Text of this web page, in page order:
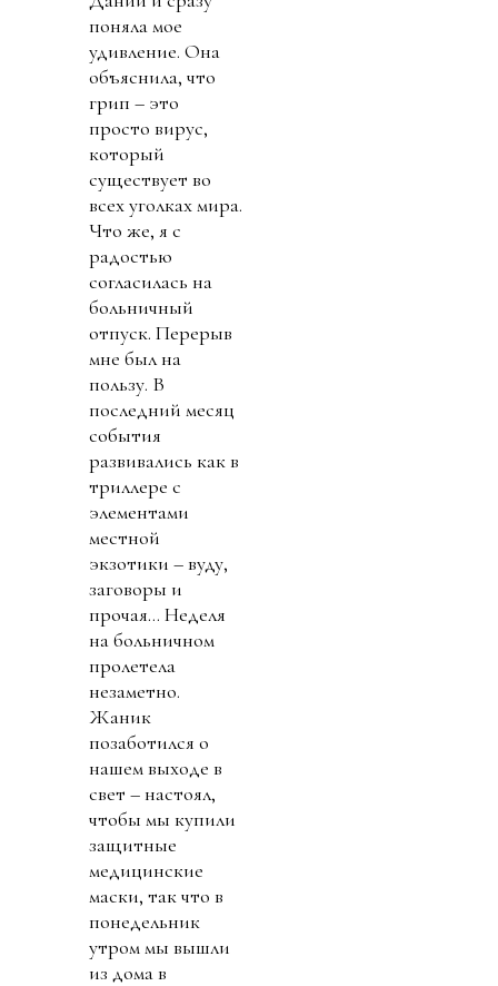
поняла мое
удивление. Она
объяснила, что
грип – это
просто вирус,
который
существует во
всех уголках мира.
Что же, я с
радостью
согласилась на
больничный
отпуск. Перерыв
мне был на
пользу. В
последний месяц
события
развивались как в
триллере с
элементами
местной
экзотики – вуду,
заговоры и
прочая… Неделя
на больничном
пролетела
незаметно.
Жаник
позаботился о
нашем выходе в
свет – настоял,
чтобы мы купили
защитные
медицинские
маски, так что в
понедельник
утром мы вышли
из дома в